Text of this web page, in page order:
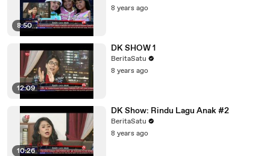
8:50
8 years ago
12:09
DK SHOW 1
BeritaSatu
8 years ago
10:26
DK Show: Rindu Lagu Anak #2
BeritaSatu
8 years ago